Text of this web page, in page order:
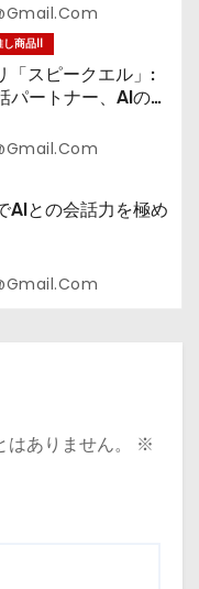
し商品II
「スピークエル」:
パートナー、AIの力
スムーズに！
AIとの会話力を極め
ありません。
※